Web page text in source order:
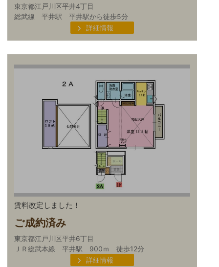
東京都江戸川区平井4丁目
総武線 平井駅 平井駅から徒歩5分
詳細情報
賃料改定しました！
ご成約済み
東京都江戸川区平井6丁目
ＪＲ総武本線 平井駅 900ｍ 徒歩12分
詳細情報